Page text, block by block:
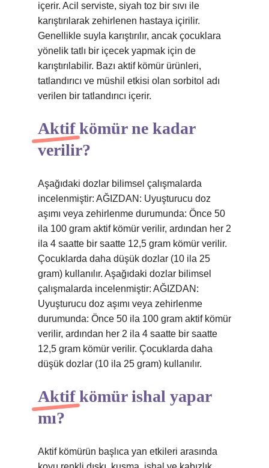
içerir. Acil serviste, siyah toz bir sıvı ile
karıştırılarak zehirlenen hastaya içirilir.
Genellikle suyla karıştırılır, ancak çocuklara
yönelik tatlı bir içecek yapmak için de
karıştırılabilir. Bazı aktif kömür ürünleri,
tatlandırıcı ve müshil etkisi olan sorbitol adı
verilen bir tatlandırıcı içerir.
Aktif kömür ne kadar
verilir?
Aşağıdaki dozlar bilimsel çalışmalarda
incelenmiştir: AĞIZDAN: Uyuşturucu doz
aşımı veya zehirlenme durumunda: Önce 50
ila 100 gram aktif kömür verilir, ardından her 2
ila 4 saatte bir saatte 12,5 gram kömür verilir.
Çocuklarda daha düşük dozlar (10 ila 25
gram) kullanılır. Aşağıdaki dozlar bilimsel
çalışmalarda incelenmiştir: AĞIZDAN:
Uyuşturucu doz aşımı veya zehirlenme
durumunda: Önce 50 ila 100 gram aktif kömür
verilir, ardından her 2 ila 4 saatte bir saatte
12,5 gram kömür verilir. Çocuklarda daha
düşük dozlar (10 ila 25 gram) kullanılır.
Aktif kömür ishal yapar
mı?
Aktif kömürün başlıca yan etkileri arasında